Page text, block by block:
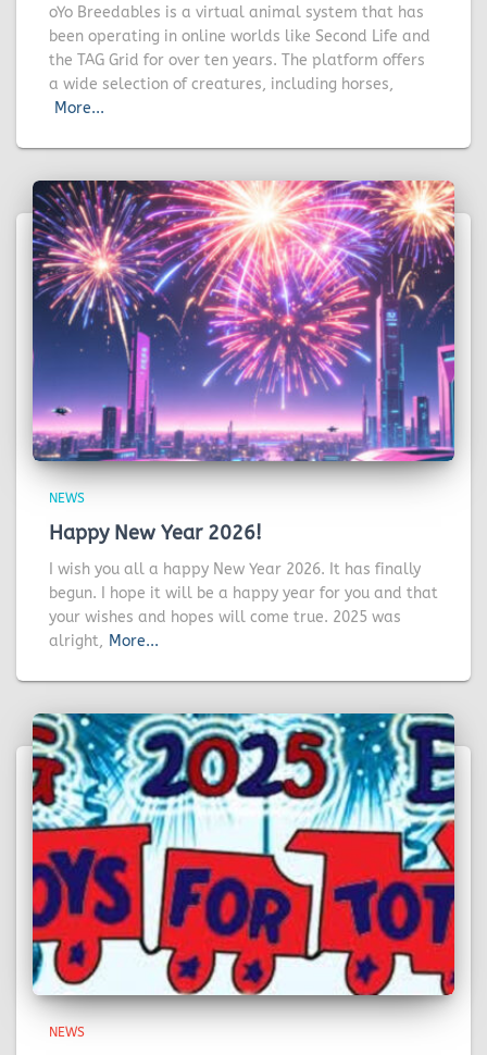
oYo Breedables is a virtual animal system that has
been operating in online worlds like Second Life and
the TAG Grid for over ten years. The platform offers
a wide selection of creatures, including horses,
More...
NEWS
Happy New Year 2026!
I wish you all a happy New Year 2026. It has finally
begun. I hope it will be a happy year for you and that
your wishes and hopes will come true. 2025 was
alright, More...
NEWS